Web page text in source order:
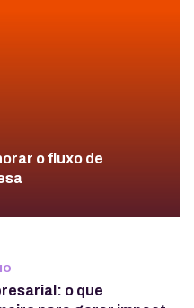
o fluxo de
o que